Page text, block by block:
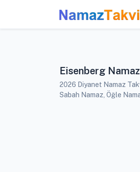
Eisenberg
2026 Diyanet Namaz
Sabah Namaz, Öğle